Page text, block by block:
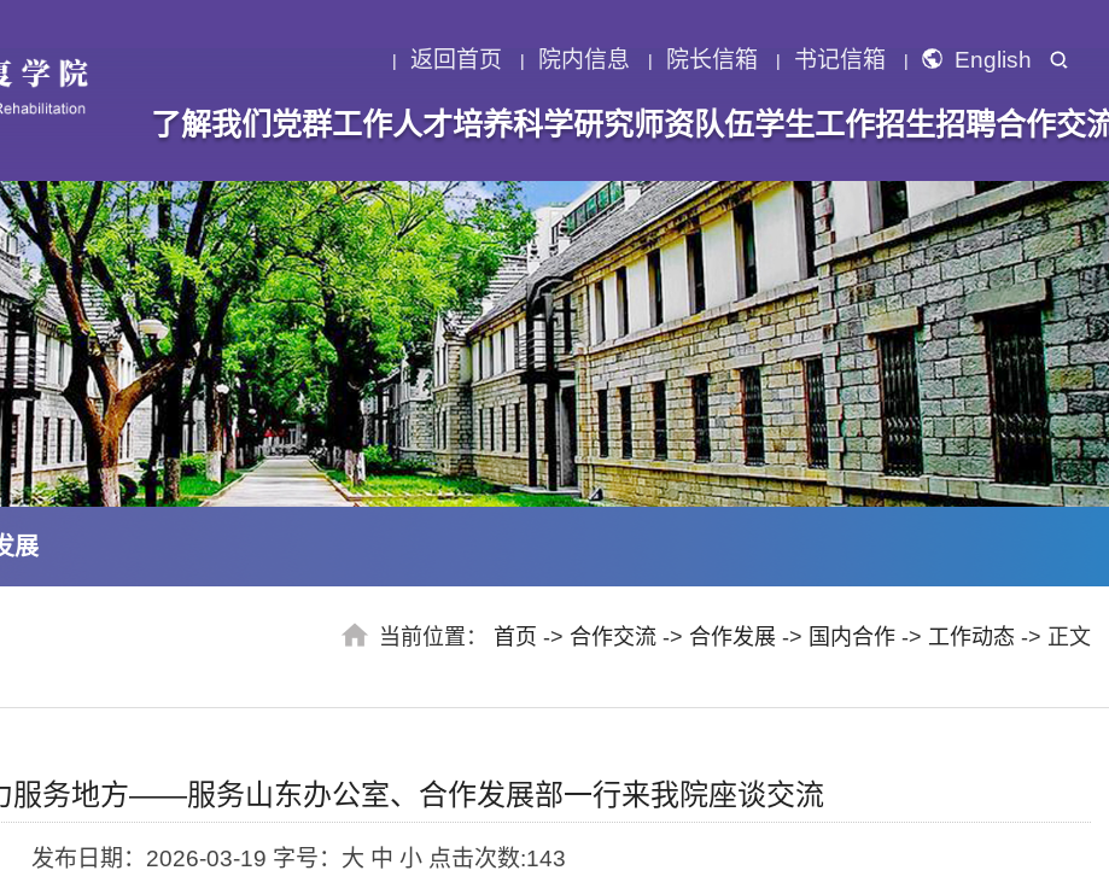
返回首页 院内信息 院长信箱 书记信箱 English
了解我们 党群工作人才培养科学研究师资队伍学生工作招生招聘合作交
展
当前位置： 首页 -> 合作交流 -> 合作发展 -> 国内合作 -> 工作动态 -> 正文
服务地方——服务山东办公室、合作发展部一行来我院座谈交流
发布日期：2026-03-19 字号：大 中 小 点击次数:143